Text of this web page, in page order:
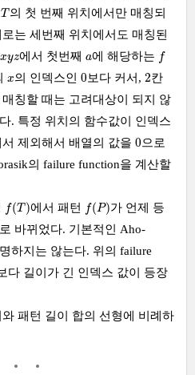
T
T의 첫 번째 위치에서만 매칭되
는 세번째 위치에서도 매칭된
xyz
xyz에서 첫번째a
a에 해당하는 f
f
x
x의 인덱스인0
0보다 커서,2
2칸
칭할 때는 고려대상이 되지 않
. 특정 위치의 함수값이 인덱스
제외해서 배열의 값을 0
0으로
의 failure function을 계산할
f(T )
(T) 에서 패턴 f(P)
(P )
가 언제 등
바뀌었다. 기본적인 Aho-
하지는 않는다. 위의 failure
다 길이가 긴 인덱스 값이 등장
패턴 길이 합의 선형에 비례하